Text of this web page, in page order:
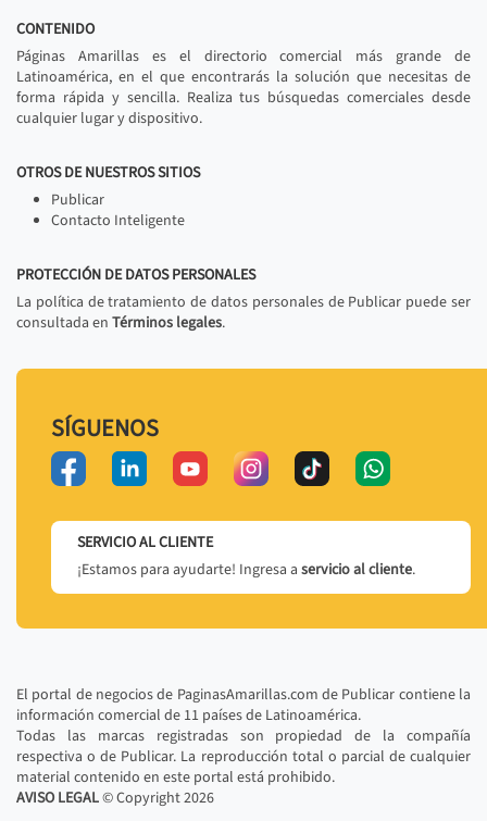
CONTENIDO
Páginas Amarillas es el directorio comercial más grande de
Latinoamérica, en el que encontrarás la solución que necesitas de
forma rápida y sencilla. Realiza tus búsquedas comerciales desde
cualquier lugar y dispositivo.
OTROS DE NUESTROS SITIOS
Publicar
Contacto Inteligente
PROTECCIÓN DE DATOS PERSONALES
La política de tratamiento de datos personales de Publicar puede ser
consultada en Términos legales.
SÍGUENOS
SERVICIO AL CLIENTE
¡Estamos para ayudarte! Ingresa a servicio al cliente.
El portal de negocios de PaginasAmarillas.com de Publicar contiene la
información comercial de 11 países de Latinoamérica.
Todas las marcas registradas son propiedad de la compañía
respectiva o de Publicar. La reproducción total o parcial de cualquier
material contenido en este portal está prohibido.
AVISO LEGAL© Copyright2026